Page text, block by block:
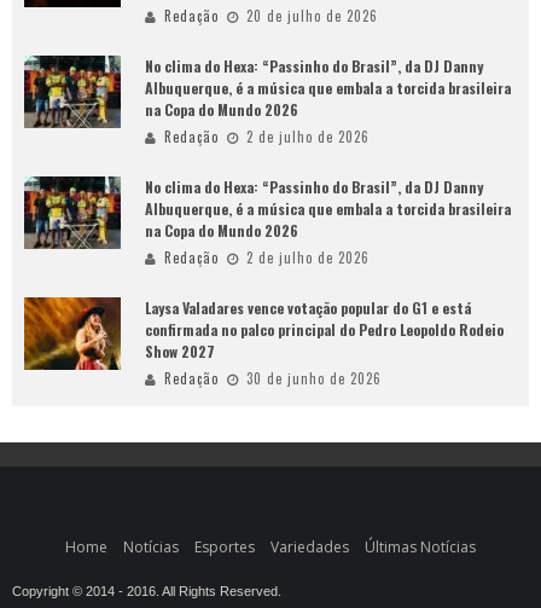
Redação 20 de julho de 2026
No clima do Hexa: “Passinho do Brasil”, da DJ Danny
Albuquerque, é a música que embala a torcida brasileira
na Copa do Mundo 2026
Redação 2 de julho de 2026
No clima do Hexa: “Passinho do Brasil”, da DJ Danny
Albuquerque, é a música que embala a torcida brasileira
na Copa do Mundo 2026
Redação 2 de julho de 2026
Laysa Valadares vence votação popular do G1 e está
confirmada no palco principal do Pedro Leopoldo Rodeio
Show 2027
Redação 30 de junho de 2026
Home Notícias Esportes Variedades Últimas Notícias
Copyright © 2014 - 2016. All Rights Reserved.